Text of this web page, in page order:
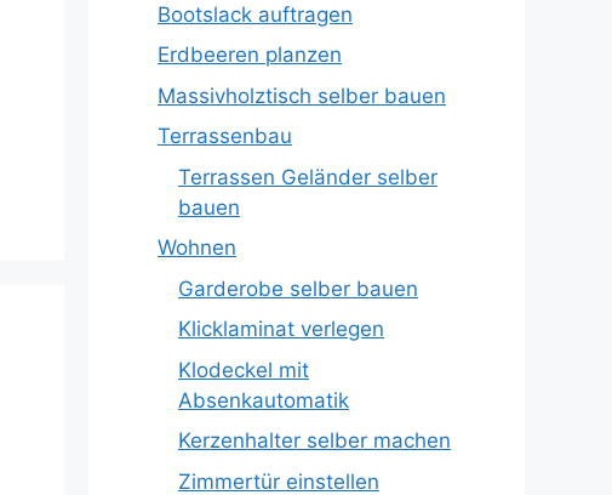
Bootslack auftragen
Erdbeeren planzen
Massivholztisch selber bauen
Terrassenbau
Terrassen Geländer selber
bauen
Wohnen
Garderobe selber bauen
Klicklaminat verlegen
Klodeckel mit
Absenkautomatik
Kerzenhalter selber machen
Zimmertür einstellen